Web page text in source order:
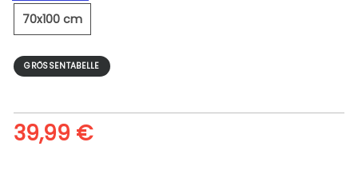
70x100 cm
GRÖSSENTABELLE
39,99 €